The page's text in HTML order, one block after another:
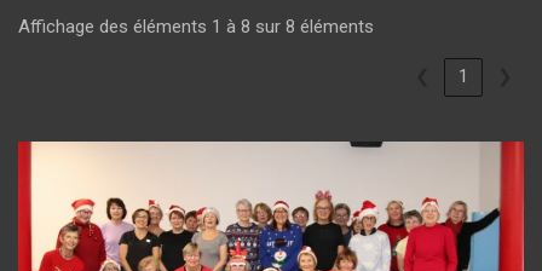
Affichage des éléments 1 à 8 sur 8 éléments
1